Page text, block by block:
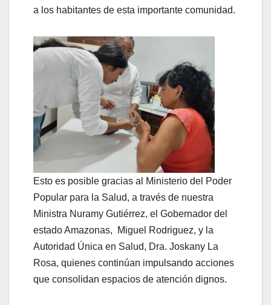
a los habitantes de esta importante comunidad.
Esto es posible gracias al Ministerio del Poder
Popular para la Salud, a través de nuestra
Ministra Nuramy Gutiérrez, el Gobernador del
estado Amazonas, Miguel Rodriguez, y la
Autoridad Única en Salud, Dra. Joskany La
Rosa, quienes continúan impulsando acciones
que consolidan espacios de atención dignos.